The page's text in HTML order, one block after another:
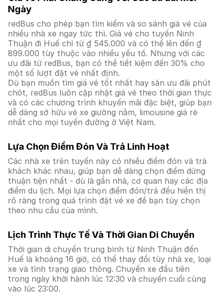
Ngày
redBus cho phép bạn tìm kiếm và so sánh giá vé của
nhiều nhà xe ngay tức thì. Giá vé cho tuyến Ninh
Thuận đi Huế chỉ từ ₫ 545.000 và có thể lên đến ₫
899.000 tùy thuộc vào nhiều yếu tố. Nhưng với các
ưu đãi từ redBus, bạn có thể tiết kiệm đến 30% cho
một số lượt đặt vé nhất định.
Dù bạn muốn tìm giá vé tốt nhất hay săn ưu đãi phút
chót, redBus luôn cập nhật giá vé theo thời gian thực
và có các chương trình khuyến mãi đặc biệt, giúp bạn
dễ dàng sở hữu vé xe giường nằm, limousine giá rẻ
nhất cho mọi tuyến đường ở Việt Nam.
Lựa Chọn Điểm Đón Và Trả Linh Hoạt
Các nhà xe trên tuyến này có nhiều điểm đón và trả
khách khác nhau, giúp bạn dễ dàng chọn điểm dừng
thuận tiện nhất - dù là gần nhà, cơ quan hay các địa
điểm du lịch. Mọi lựa chọn điểm đón/trả đều hiển thị
rõ ràng trong quá trình đặt vé xe để bạn tùy chọn
theo nhu cầu của mình.
Lịch Trình Thực Tế Và Thời Gian Di Chuyển
Thời gian di chuyển trung bình từ Ninh Thuận đến
Huế là khoảng 16 giờ, có thể thay đổi tùy nhà xe, loại
xe và tình trạng giao thông. Chuyến xe đầu tiên
trong ngày khởi hành lúc 12:30 và chuyến cuối cùng
vào lúc 23:00.